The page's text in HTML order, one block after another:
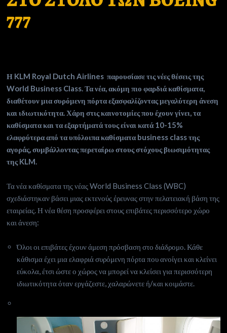
777
Η KLM Royal Dutch Airlines παρουσίασε τις νέες θέσεις της
World Business Class. Τα νέα, ακόμη πιο φαρδιά καθίσματα,
διαθέτουν μια συρόμενη πόρτα εξασφαλίζοντας μεγαλύτερη άνεση
και ιδιωτικότητα. Χάρη στις καινοτομίες που έχουν γίνει, τα
καθίσματα και τα εξαρτήματά τους είναι κατά 10-15%
ελαφρύτερα από τα υπόλοιπα καθίσματα business classτης
αγοράς, συμβάλλοντας περεταίρω στους στόχους βιωσιμότητας
της KLM.
Τα νέα καθίσματα της νέας World Business Class (WBC)
σχεδιάστηκαν βάσει μιας εκτενούς έρευνας στην πελατειακή βάση της
εταιρείας. Η νέα θέση προσφέρει στους επιβάτες περισσότερο χώρο
και άνεση:
Όλοι οι επιβάτες έχουν άμεση πρόσβαση στο διάδρομο. Κάθε
κάθισμα έχει μια ελαφριά συρόμενη πόρτα που ανοίγει και κλείνει
εύκολα, έτσι ώστε ο χώρος να μπορεί να κλείσει για περισσότερη
ιδιωτικότητα όταν εργάζεστε, χαλαρώνετε ή/και κοιμάστε.